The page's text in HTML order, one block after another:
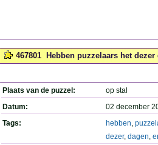
467801 Hebben puzzelaars het
Plaats van de puzzel:
op stal
Datum:
02 december
Tags:
hebben,
dezer, dagen,